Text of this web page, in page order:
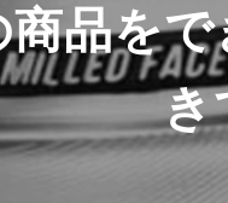
商品を
き